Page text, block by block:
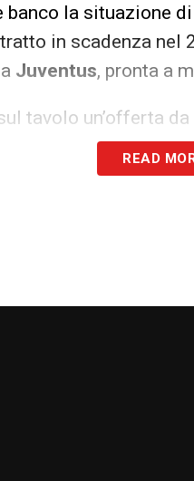
la situazione di
in scadenza nel
Juventus, pronta a
tavolo un’offerta
rosa, ma
a livello
READ